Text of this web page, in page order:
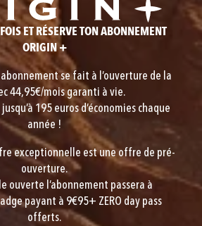
ET RÉSERVE TON ABONNEMENT
ORIGIN +
se fait à l’ouverture de la
44,95€/mois garanti à vie.
195 euros d’économies chaque
année !
exceptionnelle est une offre de pré-
ouverture.
ouverte l’abonnement passera à
payant à 9€95+ ZERO day pass
offerts.